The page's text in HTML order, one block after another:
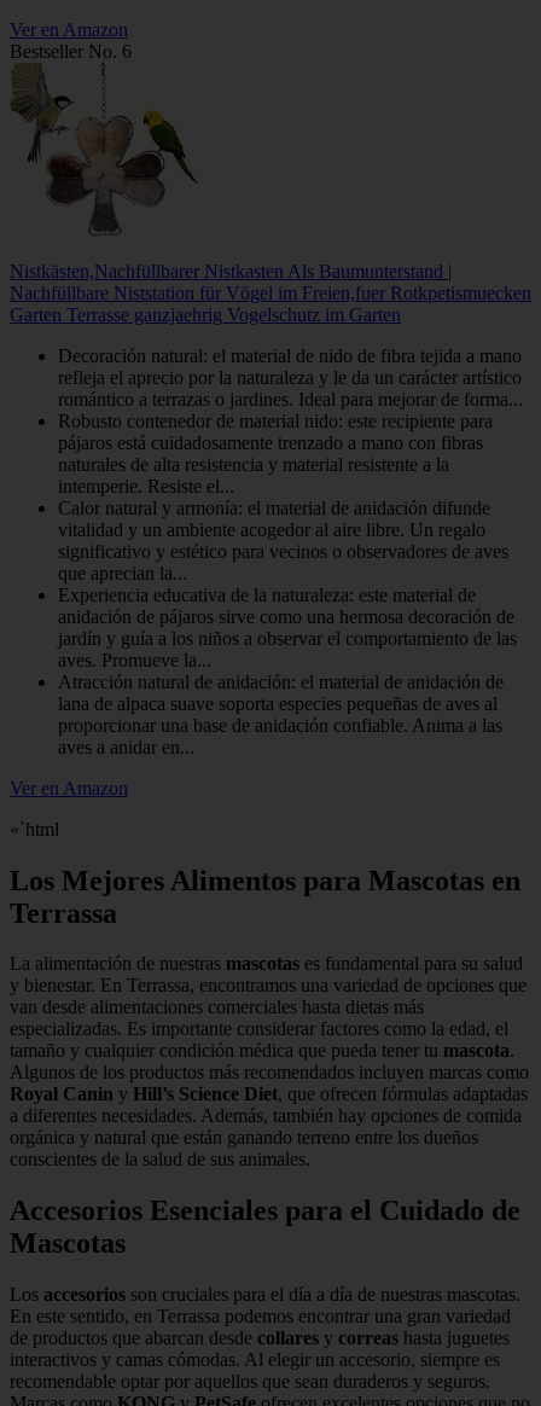
Ver en Amazon
Bestseller No. 6
Nistkästen,Nachfüllbarer Nistkasten Als Baumunterstand |
Nachfüllbare Niststation für Vögel im Freien,fuer Rotkpetismuecken
Garten Terrasse ganzjaehrig Vogelschutz im Garten
Decoración natural: el material de nido de fibra tejida a mano
refleja el aprecio por la naturaleza y le da un carácter artístico
romántico a terrazas o jardines. Ideal para mejorar de forma...
Robusto contenedor de material nido: este recipiente para
pájaros está cuidadosamente trenzado a mano con fibras
naturales de alta resistencia y material resistente a la
intemperie. Resiste el...
Calor natural y armonía: el material de anidación difunde
vitalidad y un ambiente acogedor al aire libre. Un regalo
significativo y estético para vecinos o observadores de aves
que aprecian la...
Experiencia educativa de la naturaleza: este material de
anidación de pájaros sirve como una hermosa decoración de
jardín y guía a los niños a observar el comportamiento de las
aves. Promueve la...
Atracción natural de anidación: el material de anidación de
lana de alpaca suave soporta especies pequeñas de aves al
proporcionar una base de anidación confiable. Anima a las
aves a anidar en...
Ver en Amazon
«`html
Los Mejores Alimentos para Mascotas en
Terrassa
La alimentación de nuestras mascotas es fundamental para su salud
y bienestar. En Terrassa, encontramos una variedad de opciones que
van desde alimentaciones comerciales hasta dietas más
especializadas. Es importante considerar factores como la edad, el
tamaño y cualquier condición médica que pueda tener tu mascota.
Algunos de los productos más recomendados incluyen marcas como
Royal Canin y Hill’s Science Diet, que ofrecen fórmulas adaptadas
a diferentes necesidades. Además, también hay opciones de comida
orgánica y natural que están ganando terreno entre los dueños
conscientes de la salud de sus animales.
Accesorios Esenciales para el Cuidado de
Mascotas
Los accesorios son cruciales para el día a día de nuestras mascotas.
En este sentido, en Terrassa podemos encontrar una gran variedad
de productos que abarcan desde collares y correas hasta juguetes
interactivos y camas cómodas. Al elegir un accesorio, siempre es
recomendable optar por aquellos que sean duraderos y seguros.